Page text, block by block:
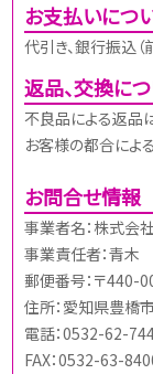
お支払いにつ
代引き、銀行振込（
返品、交換に
不良品による返品
お客様の都合によ
お問合せ情報
事業者名：株式会
事業責任者：青
郵便番号：〒440-
住所：愛知県豊橋
電話：0532-62-
FAX：0532-63-